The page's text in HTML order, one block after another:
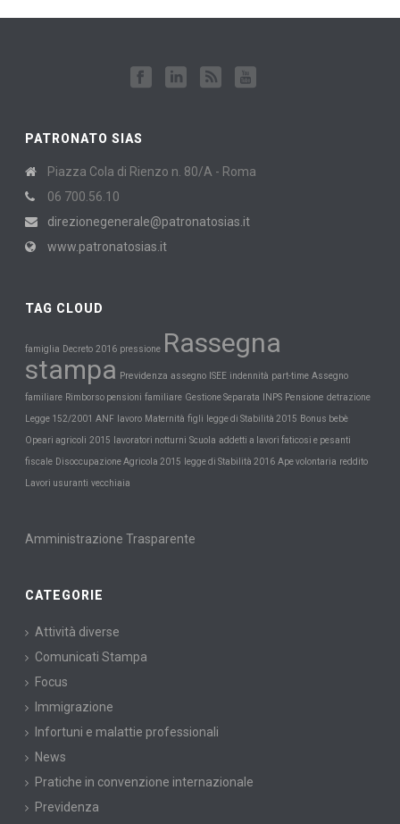
PATRONATO SIAS
Piazza Cola di Rienzo n. 80/A - Roma
06 700.56.10
direzionegenerale@patronatosias.it
www.patronatosias.it
TAG CLOUD
famiglia Decreto 2016 pressione Rassegna
stampa Previdenza assegno ISEE indennità part-time Assegno
familiare Rimborso pensioni familiare Gestione Separata INPS Pensione detrazione
Legge 152/2001 ANF lavoro Maternità figli legge di Stabilità 2015 Bonus bebè
Opeari agricoli 2015 lavoratori notturni Scuola addetti a lavori faticosi e pesanti
fiscale Disoccupazione Agricola 2015 legge di Stabilità 2016 Ape volontaria reddito
Lavori usuranti vecchiaia
Amministrazione Trasparente
CATEGORIE
Attività diverse
Comunicati Stampa
Focus
Immigrazione
Infortuni e malattie professionali
News
Pratiche in convenzione internazionale
Previdenza